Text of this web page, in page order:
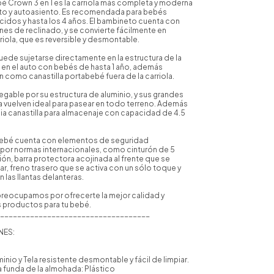
Crown 3 en 1 es la carriola más completa y moderna
y autoasiento. Es recomendada para bebés
y hasta los 4 años. El bambineto cuenta con
de reclinado, y se convierte fácilmente en
que es reversible y desmontable.
sujetarse directamente en la estructura de la
el auto con bebés de hasta 1 año, además
como canastilla portabebé fuera de la carriola.
por su estructura de aluminio, y sus grandes
vuelven ideal para pasear en todo terreno. Además
canastilla para almacenaje con capacidad de 4.5
cuenta con elementos de seguridad
normas internacionales, como cinturón de 5
barra protectora acojinada al frente que se
freno trasero que se activa con un sólo toque y
las llantas delanteras.
por ofrecerte la mejor calidad y
para tu bebé.
y Tela resistente desmontable y fácil de limpiar.
funda de la almohada: Plástico